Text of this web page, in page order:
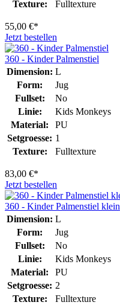
Texture:
Fulltexture
55,00 €*
Jetzt bestellen
360 - Kinder Palmenstiel
Dimension: L
Form:
Jug
Fullset:
No
Linie:
Kids Monkeys
Material:
PU
Setgroesse: 1
Texture:
Fulltexture
83,00 €*
Jetzt bestellen
360 - Kinder Palmenstiel klein
Dimension: L
Form:
Jug
Fullset:
No
Linie:
Kids Monkeys
Material:
PU
Setgroesse: 2
Texture:
Fulltexture